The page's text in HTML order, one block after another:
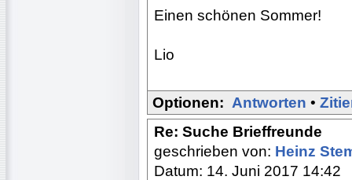
Einen schönen Sommer!
Lio
Optionen: Antworten •
Re: Suche Brieffreunde
geschrieben von: Heinz
Datum: 14. Juni 2017 14:42